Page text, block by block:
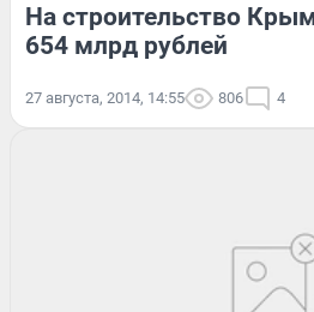
На строительство
654 млрд рублей
27 августа, 2014, 14:55 806 4